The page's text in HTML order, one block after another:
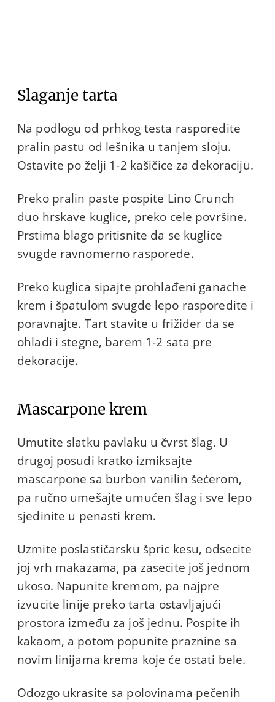
Slaganje tarta
Na podlogu od prhkog testa rasporedite
pralin pastu od lešnika u tanjem sloju.
Ostavite po želji 1-2 kašičice za dekoraciju.
Preko pralin paste pospite Lino Crunch
duo hrskave kuglice, preko cele površine.
Prstima blago pritisnite da se kuglice
svugde ravnomerno rasporede.
Preko kuglica sipajte prohlađeni ganache
krem i špatulom svugde lepo rasporedite i
poravnajte. Tart stavite u frižider da se
ohladi i stegne, barem 1-2 sata pre
dekoracije.
Mascarpone krem
Umutite slatku pavlaku u čvrst šlag. U
drugoj posudi kratko izmiksajte
mascarpone sa burbon vanilin šećerom,
pa ručno umešajte umućen šlag i sve lepo
sjedinite u penasti krem.
Uzmite poslastičarsku špric kesu, odsecite
joj vrh makazama, pa zasecite još jednom
ukoso. Napunite kremom, pa najpre
izvucite linije preko tarta ostavljajući
prostora između za još jednu. Pospite ih
kakaom, a potom popunite praznine sa
novim linijama krema koje će ostati bele.
Odozgo ukrasite sa polovinama pečenih